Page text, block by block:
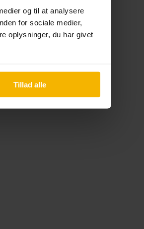
og til at analysere
for sociale medier,
oplysninger, du har givet
Tillad alle
08:00–16:00
00